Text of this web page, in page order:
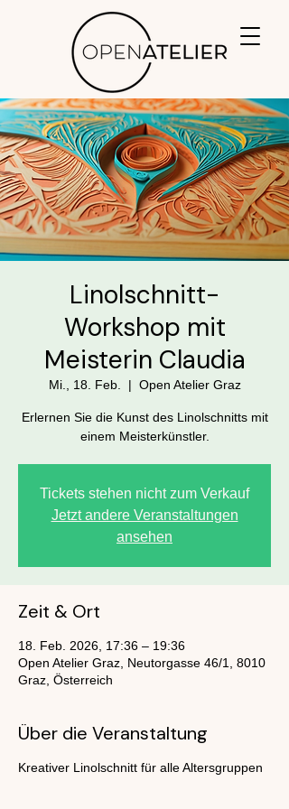
Linolschnitt-
Workshop mit
Meisterin Claudia
Mi., 18. Feb.
  |
Open Atelier Graz
Erlernen Sie die Kunst des Linolschnitts mit
einem Meisterkünstler.
Tickets stehen nicht zum Verkauf
Jetzt andere Veranstaltungen
ansehen
Zeit & Ort
18. Feb. 2026, 17:36 – 19:36
Open Atelier Graz, Neutorgasse 46/1, 8010
Graz, Österreich
Über die Veranstaltung
Kreativer Linolschnitt für alle Altersgruppen